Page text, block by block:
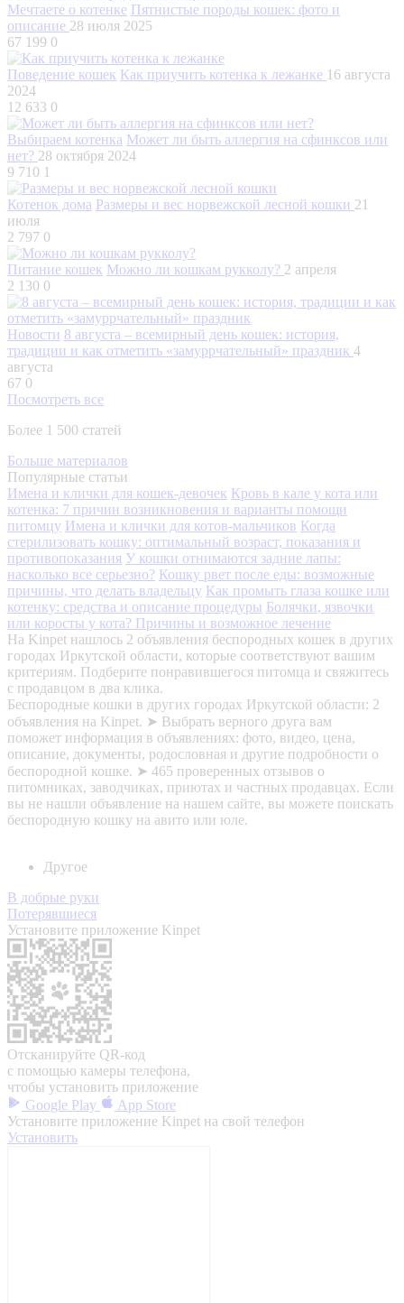
Мечтаете о котенке Пятнистые породы кошек: фото и
описание 28 июля 2025
67 199 0
Поведение кошек Как приучить котенка к лежанке 16 августа
2024
12 633 0
Выбираем котенка Может ли быть аллергия на сфинксов или
нет? 28 октября 2024
9 710 1
Котенок дома Размеры и вес норвежской лесной кошки 21
июля
2 797 0
Питание кошек Можно ли кошкам рукколу? 2 апреля
2 130 0
Новости 8 августа – всемирный день кошек: история,
традиции и как отметить «замуррчательный» праздник 4
августа
67 0
Посмотреть все
Более 1 500 статей
Больше материалов
Популярные статьи
Имена и клички для кошек-девочек Кровь в кале у кота или
котенка: 7 причин возникновения и варианты помощи
питомцу Имена и клички для котов-мальчиков Когда
стерилизовать кошку: оптимальный возраст, показания и
противопоказания У кошки отнимаются задние лапы:
насколько все серьезно? Кошку рвет после еды: возможные
причины, что делать владельцу Как промыть глаза кошке или
котенку: средства и описание процедуры Болячки, язвочки
или коросты у кота? Причины и возможное лечение
На Kinpet нашлось 2 объявления беспородных кошек в других
городах Иркутской области, которые соответствуют вашим
критериям. Подберите понравившегося питомца и свяжитесь
с продавцом в два клика.
Беспородные кошки в других городах Иркутской области: 2
объявления на Kinpet. ➤ Выбрать верного друга вам
поможет информация в объявлениях: фото, видео, цена,
описание, документы, родословная и другие подробности о
беспородной кошке. ➤ 465 проверенных отзывов о
питомниках, заводчиках, приютах и частных продавцах. Если
вы не нашли объявление на нашем сайте, вы можете поискать
беспородную кошку на авито или юле.
Другое
В добрые руки
Потерявшиеся
Установите приложение Kinpet
Отсканируйте QR-код
с помощью камеры телефона,
чтобы установить приложение
Google Play
App Store
Установите приложение Kinpet на свой телефон
Установить